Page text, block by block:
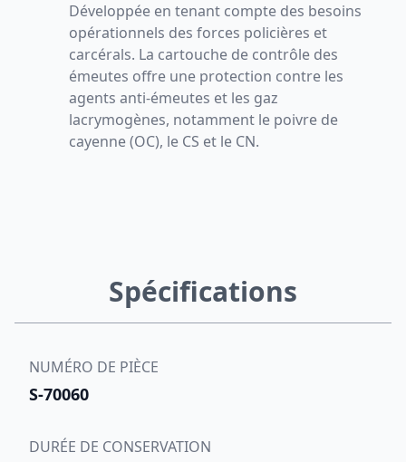
Développée en tenant compte des besoins
opérationnels des forces policières et
carcérals. La cartouche de contrôle des
émeutes offre une protection contre les
agents anti-émeutes et les gaz
lacrymogènes, notamment le poivre de
cayenne (OC), le CS et le CN.
Spécifications
NUMÉRO DE PIÈCE
S-70060
DURÉE DE CONSERVATION